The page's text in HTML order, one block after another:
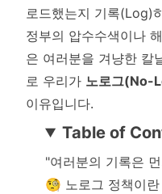
로드했는지 기록(Log)
정부의 압수수색이나
은 여러분을 겨냥한 칼
로 우리가 노로그(No-
이유입니다.
Table of
"여러분의 기록은
🧐 노로그 정책이